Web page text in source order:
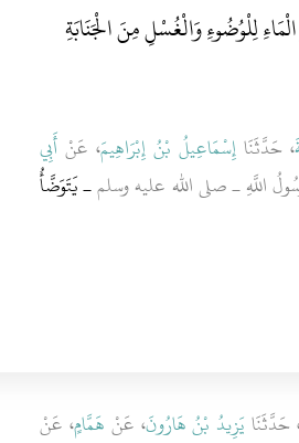
لِلْوُضُوءِ وَالْغُسْلِ مِنَ الْجَنَابَةِ
، حَدَّثَنَا إِسْمَاعِيلُ بْنُ إِبْرَاهِيمَ، عَنْأَبِي
اللَّهِ ـ صلى الله عليه وسلمـ يَتَوَضَّأُ
حَدَّثَنَا يَزِيدُ بْنُ هَارُونَ، عَنْ هَمَّامٍ، عَنْ